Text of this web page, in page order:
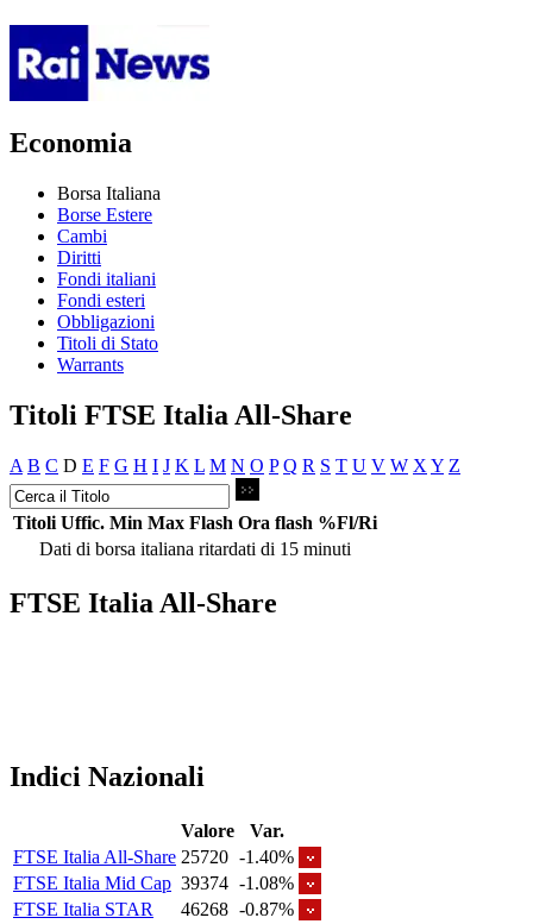
Economia
Borsa Italiana
Borse Estere
Cambi
Diritti
Fondi italiani
Fondi esteri
Obbligazioni
Titoli di Stato
Warrants
Titoli FTSE Italia All-Share
A B C D E F G H I J K L M N O P Q R S T U V W X Y Z
Titoli Uffic. Min Max Flash Ora flash %Fl/Ri
Dati di borsa italiana ritardati di 15 minuti
FTSE Italia All-Share
Indici Nazionali
Valore
Var.
FTSE Italia All-Share 25720 -1.40%
FTSE Italia Mid Cap 39374 -1.08%
FTSE Italia STAR
46268 -0.87%